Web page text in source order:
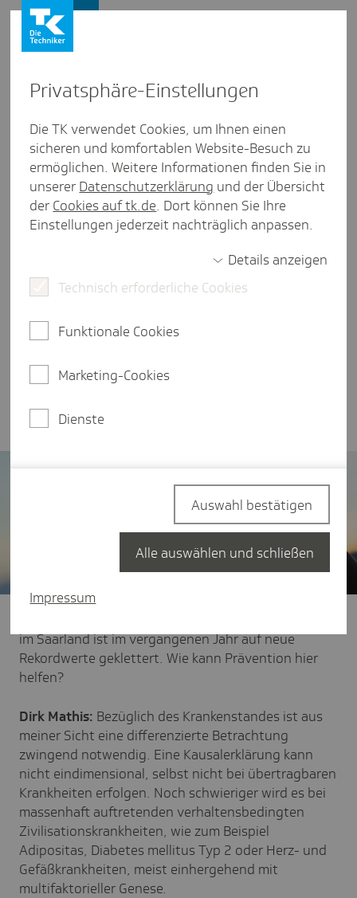
Eine ausge­baute Präven­ti­ons­
land­schaft als Ziel
Inter­view aus Saar­land
Dirk Mathis ist Geschäftsführer des Vereins
PuGiS. Im Interview erklärt er, warum es
Thema Prävention zu sensibilisieren, und mit
versuchen.
Presse und Politik Gesund leben
im Saarland ist im vergangenen Jahr auf neue
Rekordwerte geklettert. Wie kann Prävention hier
helfen?
Dirk Mathis: Bezüglich des Krankenstandes ist aus
meiner Sicht eine differenzierte Betrachtung
zwingend notwendig. Eine Kausalerklärung kann
nicht eindimensional, selbst nicht bei übertragbaren
Krankheiten erfolgen. Noch schwieriger wird es bei
massenhaft auftretenden verhaltensbedingten
Zivilisationskrankheiten, wie zum Beispiel
Adipositas, Diabetes mellitus Typ 2 oder Herz- und
Gefäßkrankheiten, meist einhergehend mit
multifaktorieller Genese.
Privat­sphäre-Einstel­lungen
Die TK verwendet Cookies, um Ihnen einen
sicheren und komfortablen Website-Besuch zu
ermöglichen. Weitere Informationen finden Sie in
unserer Datenschutzerklärung und der Übersicht
der Cookies auf tk.de. Dort können Sie Ihre
Einstellungen jederzeit nachträglich anpassen.
Details anzeigen
Technisch erforderliche Cookies
Funktionale Cookies
Marketing-Cookies
Dienste
Impressum
Auswahl bestätigen
Alle auswählen und schließen